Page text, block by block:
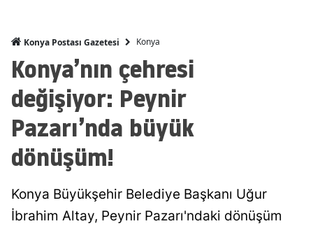
Kırşehir
Konya Postası Gazetesi Konya
Konya’nın çehresi
değişiyor: Peynir
Pazarı’nda büyük
dönüşüm!
Konya Büyükşehir Belediye Başkanı Uğur
İbrahim Altay, Peynir Pazarı'ndaki dönüşüm